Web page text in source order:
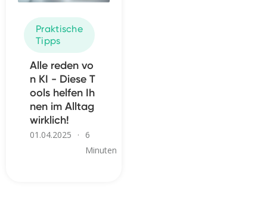
Praktische
Tipps
Alle reden vo
n KI - Diese T
ools helfen Ih
nen im Alltag
wirklich!
01.04.2025 ·
6
Minuten